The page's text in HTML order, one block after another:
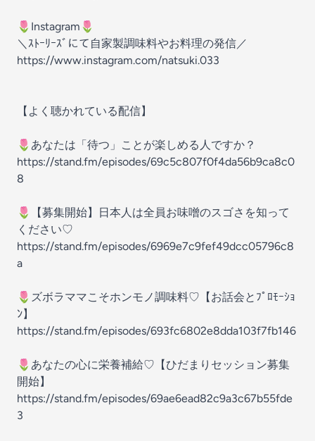
🌷Instagram🌷
＼ｽﾄｰﾘｰｽﾞにて自家製調味料やお料理の発信／
https://www.instagram.com/natsuki.033
【よく聴かれている配信】
🌷あなたは「待つ」ことが楽しめる人ですか？
https://stand.fm/episodes/69c5c807f0f4da56b9ca8c0
8
🌷【募集開始】日本人は全員お味噌のスゴさを知って
ください♡
https://stand.fm/episodes/6969e7c9fef49dcc05796c8
a
🌷ズボラママこそホンモノ調味料♡【お話会とﾌﾟﾛﾓｰｼｮ
ﾝ】
https://stand.fm/episodes/693fc6802e8dda103f7fb146
🌷あなたの心に栄養補給♡【ひだまりセッション募集
開始】
https://stand.fm/episodes/69ae6ead82c9a3c67b55fde
3